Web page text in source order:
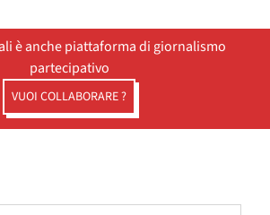
è anche piattaforma di giornalismo
partecipativo
VUOI COLLABORARE ?